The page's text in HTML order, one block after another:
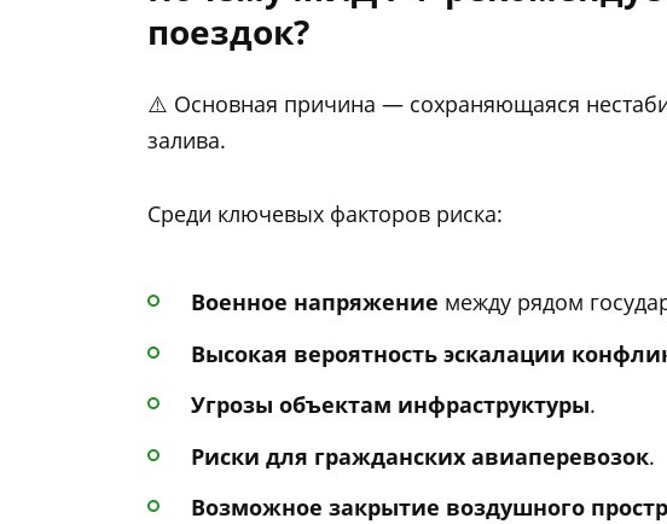
поездок?
⚠️ Основная причина — сохраняющаяся
залива.
Среди ключевых факторов риска:
Военное напряжение между рядом
Высокая вероятность эскалации
Угрозы объектам инфраструктуры.
Риски для гражданских авиаперевозок.
Возможное закрытие воздушного